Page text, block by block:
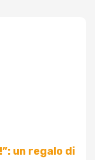
un regalo di